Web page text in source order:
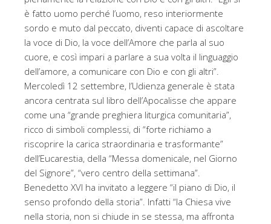
è fatto uomo perché l’uomo, reso interiormente
sordo e muto dal peccato, diventi capace di ascoltare
la voce di Dio, la voce dell’Amore che parla al suo
cuore, e così impari a parlare a sua volta il linguaggio
dell’amore, a comunicare con Dio e con gli altri”.
Mercoledì 12 settembre, l’Udienza generale è stata
ancora centrata sul libro dell’Apocalisse che appare
come una “grande preghiera liturgica comunitaria”,
ricco di simboli complessi, di “forte richiamo a
riscoprire la carica straordinaria e trasformante”
dell’Eucarestia, della “Messa domenicale, nel Giorno
del Signore”, “vero centro della settimana”.
Benedetto XVI ha invitato a leggere “il piano di Dio, il
senso profondo della storia”. Infatti “la Chiesa vive
nella storia, non si chiude in se stessa, ma affronta